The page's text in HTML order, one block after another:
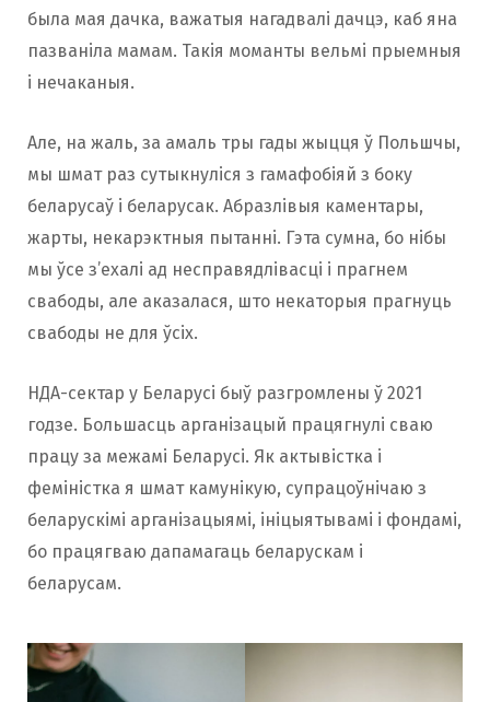
была мая дачка, важатыя нагадвалі дачцэ, каб яна
пазваніла мамам. Такія моманты вельмі прыемныя
і нечаканыя.
Але, на жаль, за амаль тры гады жыцця ў Польшчы,
мы шмат раз сутыкнуліся з гамафобіяй з боку
беларусаў і беларусак. Абразлівыя каментары,
жарты, некарэктныя пытанні. Гэта сумна, бо нібы
мы ўсе з’ехалі ад несправядлівасці і прагнем
свабоды, але аказалася, што некаторыя прагнуць
свабоды не для ўсіх.
НДА-сектар у Беларусі быў разгромлены ў 2021
годзе. Большасць арганізацый працягнулі сваю
працу за межамі Беларусі. Як актывістка і
феміністка я шмат камунікую, супрацоўнічаю з
беларускімі арганізацыямі, ініцыятывамі і фондамі,
бо працягваю дапамагаць беларускам і
беларусам.